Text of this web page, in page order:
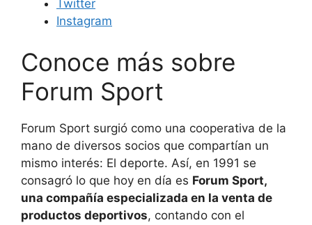
Twitter
Instagram
Conoce más sobre
Forum Sport
Forum Sport surgió como una cooperativa de la
mano de diversos socios que compartían un
mismo interés: El deporte. Así, en 1991 se
consagró lo que hoy en día es Forum Sport,
una compañía especializada en la venta de
productos deportivos, contando con el